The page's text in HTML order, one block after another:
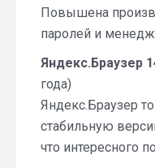
Повышена
паролей и
Яндекс.Браузер
года)
Яндекс.Браузер
стабильную
что интересного